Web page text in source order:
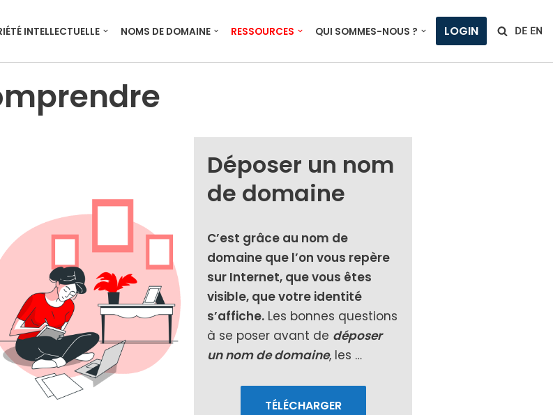
INTELLECTUELLE NOMS DE DOMAINE RESSOURCES QUI SOMMES-NOUS ? LOGIN
Déposer un nom
de domaine
C’est grâce au nom de
domaine que l’on vous repère
sur Internet, que vous êtes
visible, que votre iden­ti­té
s’affiche.Les bonnes ques­tions
à se poser avant de dépo­ser
un nom de domaine, les …
TÉLÉCHARGER